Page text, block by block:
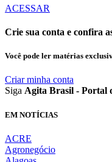
ACESSAR
Crie sua conta e confira
Você pode ler matérias
Criar minha conta
Siga Agita Brasil - Portal
EM NOTÍCIAS
ACRE
Agronegócio